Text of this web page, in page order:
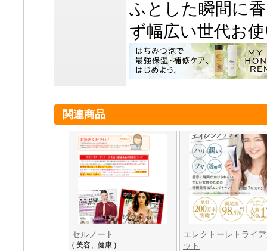
ふとした瞬間に
ず幅広い世代お
関連商品
セルノート
( 美容、健康 )
エレクトーレトライ
ット